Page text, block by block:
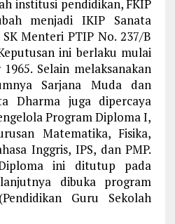
institusi pendidikan, FKIP
menjadi IKIP Sanata
Menteri PTIP No. 237/B
ini berlaku mulai
Selain melaksanakan
Sarjana Muda dan
Dharma juga dipercaya
Program Diploma I,
Matematika, Fisika,
Inggris, IPS, dan PMP.
ini ditutup pada
dibuka program
Guru Sekolah